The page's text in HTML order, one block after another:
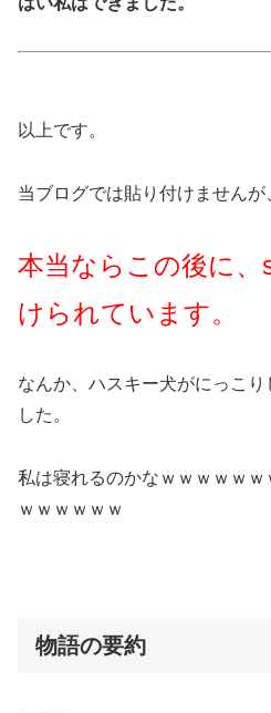
以上です。
当ブログでは貼り付けませんが
本当ならこの後に、
けられています。
なんか、ハスキー犬がにっこ
した。
私は寝れるのかなｗｗｗｗｗ
ｗｗｗｗｗｗ
物語の要約